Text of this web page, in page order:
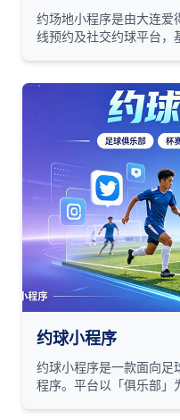
约场地小程序是由大连爱
线预约及社交约球平台，
约球小程序
约球小程序是一款面向足
程序。平台以「俱乐部」
赛、训练赛三种赛事类